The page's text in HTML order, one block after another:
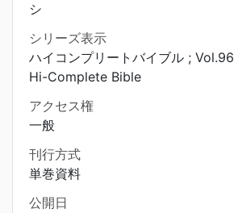
シ
シリーズ表示
ハイコンプリートバイブル ; Vol.96
Hi-Complete Bible
アクセス権
一般
刊行方式
単巻資料
公開日